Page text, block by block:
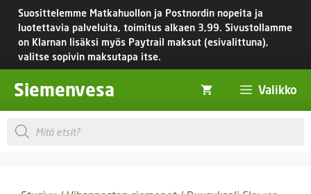
Siirry
sisältöön
Suosittelemme Matkahuollon ja Postnordin nopeita ja
luotettavia palveluita, toimitus alkaen 3,99. Sivustollamme
on Klarnan lisäksi myös Paytrail maksut (esivalittuna),
valitse sopivin maksutapa itse.
Siemenvesa Valikko
Products
search